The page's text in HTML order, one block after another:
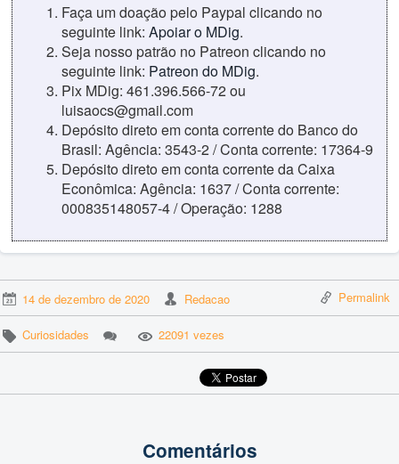
Faça um doação pelo Paypal clicando no
seguinte link: Apoiar o MDig.
Seja nosso patrão no Patreon clicando no
seguinte link: Patreon do MDig.
Pix MDig: 461.396.566-72 ou
luisaocs@gmail.com
Depósito direto em conta corrente do Banco do
Brasil: Agência: 3543-2 / Conta corrente: 17364-9
Depósito direto em conta corrente da Caixa
Econômica: Agência: 1637 / Conta corrente:
000835148057-4 / Operação: 1288
14 de dezembro de 2020 Redacao Permalink
Curiosidades 22091 vezes
Comentários